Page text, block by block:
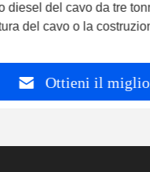
diesel del cavo da tre
del cavo o la
Ottieni il